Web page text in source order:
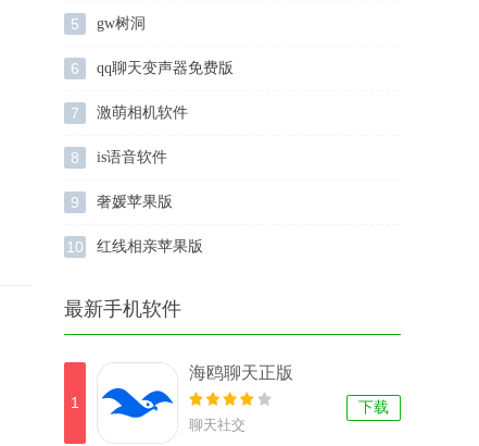
5 gw树洞
6 qq聊天变声器免费版
7 激萌相机软件
8 is语音软件
9 奢媛苹果版
10 红线相亲苹果版
最新手机软件
1
海鸥聊天正版
聊天社交
下载